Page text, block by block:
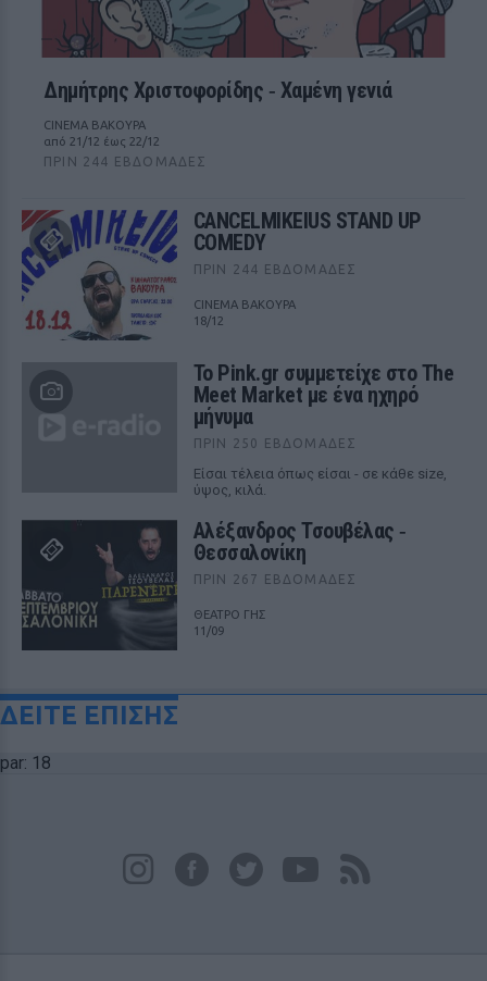
Δημήτρης Χριστοφορίδης ‑ Χαμένη γενιά
CINEMA ΒΑΚΟΥΡΑ
από 21/12 έως 22/12
ΠΡΙΝ 244 ΕΒΔΟΜΆΔΕΣ
CANCELMIKEIUS STAND UP
COMEDY
ΠΡΙΝ 244 ΕΒΔΟΜΆΔΕΣ
CINEMA ΒΑΚΟΥΡΑ
18/12
Το Pink.gr συμμετείχε στο The
Meet Market με ένα ηχηρό
μήνυμα
ΠΡΙΝ 250 ΕΒΔΟΜΆΔΕΣ
Είσαι τέλεια όπως είσαι - σε κάθε size,
ύψος, κιλά.
Αλέξανδρος Τσουβέλας ‑
Θεσσαλονίκη
ΠΡΙΝ 267 ΕΒΔΟΜΆΔΕΣ
ΘΕΑΤΡΟ ΓΗΣ
11/09
ΔΕΙΤΕ ΕΠΙΣΗΣ
par: 18